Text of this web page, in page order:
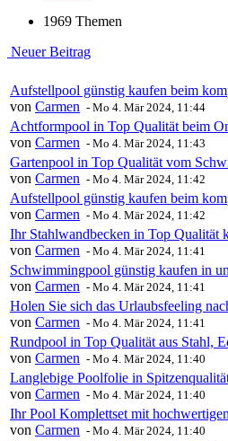
1969 Themen
Neuer Beitrag
Aufstellpool günstig kaufen beim
von Carmen - Mo 4. Mär 2024, 11:44
Achtformpool in Top Qualität beim
von Carmen - Mo 4. Mär 2024, 11:43
Gartenpool in Top Qualität vom
von Carmen - Mo 4. Mär 2024, 11:42
Aufstellpool günstig kaufen beim
von Carmen - Mo 4. Mär 2024, 11:42
Ihr Stahlwandbecken in Top Qualität
von Carmen - Mo 4. Mär 2024, 11:41
Schwimmingpool günstig kaufen in
von Carmen - Mo 4. Mär 2024, 11:41
Holen Sie sich das Urlaubsfeeling
von Carmen - Mo 4. Mär 2024, 11:41
Rundpool in Top Qualität aus Stahl,
von Carmen - Mo 4. Mär 2024, 11:40
Langlebige Poolfolie in
von Carmen - Mo 4. Mär 2024, 11:40
Ihr Pool Komplettset mit
von Carmen - Mo 4. Mär 2024, 11:40